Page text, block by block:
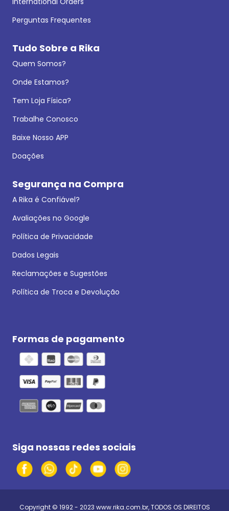
Perguntas Frequentes
Tudo Sobre a Rika
Quem Somos?
Onde Estamos?
Tem Loja Física?
Trabalhe Conosco
Baixe Nosso APP
Doações
Segurança na Compra
A Rika é Confiável?
Avaliações no Google
Política de Privacidade
Dados Legais
Reclamações e Sugestões
Política de Troca e Devolução
Formas de pagamento
Siga nossas redes sociais
Copyright © 1992 - 2023 www.rika.com.br, TODOS OS DIREITOS